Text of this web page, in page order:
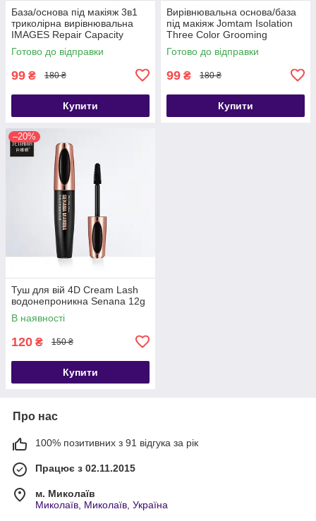
База/основа під макіяж 3в1
триколірна вирівнювальна
IMAGES Repair Capacity
Cream, 40г (без пакув)
Готово до відправки
99 ₴ 180 ₴
Купити
Вирівнювальна основа/база
під макіяж Jomtam Isolation
Three Color Grooming
триколірна, 40г (без пакув)
Готово до відправки
99 ₴ 180 ₴
Купити
–20%
Туш для вій 4D Cream Lash
водонепроникна Senana 12g
В наявності
120 ₴ 150 ₴
Купити
Про нас
100% позитивних з 91 відгука за рік
Працює з 02.11.2015
м. Миколаїв
Миколаїв, Миколаїв, Україна